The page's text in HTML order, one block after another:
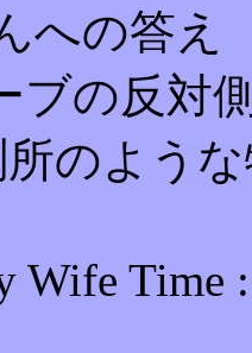
への答え
ブの反対
のよう
Wife